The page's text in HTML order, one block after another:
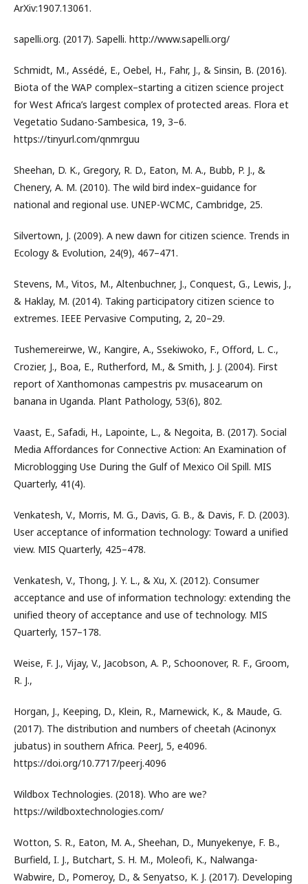
ArXiv:1907.13061.
sapelli.org. (2017). Sapelli. http://www.sapelli.org/
Schmidt, M., Assédé, E., Oebel, H., Fahr, J., & Sinsin, B. (2016).
Biota of the WAP complex–starting a citizen science project
for West Africa’s largest complex of protected areas. Flora et
Vegetatio Sudano-Sambesica, 19, 3–6.
https://tinyurl.com/qnmrguu
Sheehan, D. K., Gregory, R. D., Eaton, M. A., Bubb, P. J., &
Chenery, A. M. (2010). The wild bird index–guidance for
national and regional use. UNEP-WCMC, Cambridge, 25.
Silvertown, J. (2009). A new dawn for citizen science. Trends in
Ecology & Evolution, 24(9), 467–471.
Stevens, M., Vitos, M., Altenbuchner, J., Conquest, G., Lewis, J.,
& Haklay, M. (2014). Taking participatory citizen science to
extremes. IEEE Pervasive Computing, 2, 20–29.
Tushemereirwe, W., Kangire, A., Ssekiwoko, F., Offord, L. C.,
Crozier, J., Boa, E., Rutherford, M., & Smith, J. J. (2004). First
report of Xanthomonas campestris pv. musacearum on
banana in Uganda. Plant Pathology, 53(6), 802.
Vaast, E., Safadi, H., Lapointe, L., & Negoita, B. (2017). Social
Media Affordances for Connective Action: An Examination of
Microblogging Use During the Gulf of Mexico Oil Spill. MIS
Quarterly, 41(4).
Venkatesh, V., Morris, M. G., Davis, G. B., & Davis, F. D. (2003).
User acceptance of information technology: Toward a unified
view. MIS Quarterly, 425–478.
Venkatesh, V., Thong, J. Y. L., & Xu, X. (2012). Consumer
acceptance and use of information technology: extending the
unified theory of acceptance and use of technology. MIS
Quarterly, 157–178.
Weise, F. J., Vijay, V., Jacobson, A. P., Schoonover, R. F., Groom,
R. J.,
Horgan, J., Keeping, D., Klein, R., Marnewick, K., & Maude, G.
(2017). The distribution and numbers of cheetah (Acinonyx
jubatus) in southern Africa. PeerJ, 5, e4096.
https://doi.org/10.7717/peerj.4096
Wildbox Technologies. (2018). Who are we?
https://wildboxtechnologies.com/
Wotton, S. R., Eaton, M. A., Sheehan, D., Munyekenye, F. B.,
Burfield, I. J., Butchart, S. H. M., Moleofi, K., Nalwanga-
Wabwire, D., Pomeroy, D., & Senyatso, K. J. (2017). Developing